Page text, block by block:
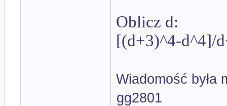
Oblicz d:
[(d+3)^4-d^4]/
Wiadomość była
gg2801